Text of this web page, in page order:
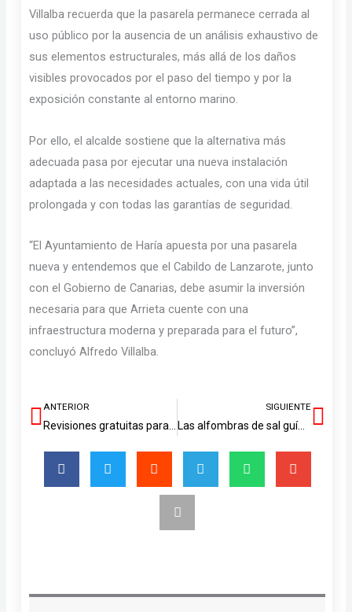
Villalba recuerda que la pasarela permanece cerrada al
uso público por la ausencia de un análisis exhaustivo de
sus elementos estructurales, más allá de los daños
visibles provocados por el paso del tiempo y por la
exposición constante al entorno marino.
Por ello, el alcalde sostiene que la alternativa más
adecuada pasa por ejecutar una nueva instalación
adaptada a las necesidades actuales, con una vida útil
prolongada y con todas las garantías de seguridad.
“El Ayuntamiento de Haría apuesta por una pasarela
nueva y entendemos que el Cabildo de Lanzarote, junto
con el Gobierno de Canarias, debe asumir la inversión
necesaria para que Arrieta cuente con una
infraestructura moderna y preparada para el futuro”,
concluyó Alfredo Villalba.
Ant
ANTERIOR SIGUIENTE
Las alfombras de sal guían la celebración del Corpus en Yaiza